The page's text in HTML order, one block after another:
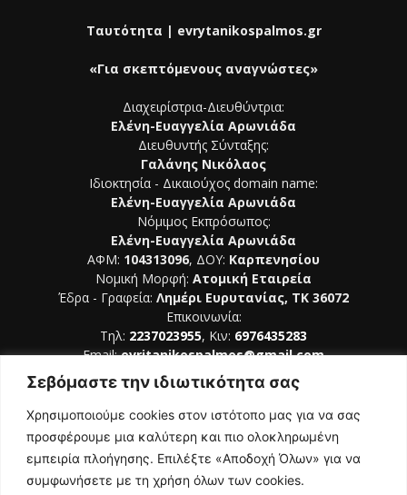
Σεβόμαστε την ιδιωτικότητα σας
Χρησιμοποιούμε cookies στον ιστότοπο μας για να σας
προσφέρουμε μια καλύτερη και πιο ολοκληρωμένη
εμπειρία πλοήγησης. Επιλέξτε «Αποδοχή Όλων» για να
συμφωνήσετε με τη χρήση όλων των cookies.
Ταυτότητα | evrytanikospalmos.gr
«Για σκεπτόμενους αναγνώστες»
Διαχειρίστρια-Διευθύντρια:
Ελένη-Ευαγγελία Αρωνιάδα
Διευθυντής Σύνταξης:
Γαλάνης Νικόλαος
Ιδιοκτησία - Δικαιούχος domain name:
Ελένη-Ευαγγελία Αρωνιάδα
Νόμιμος Εκπρόσωπος:
Ελένη-Ευαγγελία Αρωνιάδα
ΑΦΜ: 104313096, ΔΟΥ: Καρπενησίου
Νομική Μορφή: Ατομική Εταιρεία
Έδρα - Γραφεία: Λημέρι Ευρυτανίας, ΤΚ 36072
Επικοινωνία:
Τηλ: 2237023955, Κιν: 6976435283
Email:evritanikospalmos@gmail.com
ΑΚΟΛΟΥΘΗΣΕ ΜΑΣ